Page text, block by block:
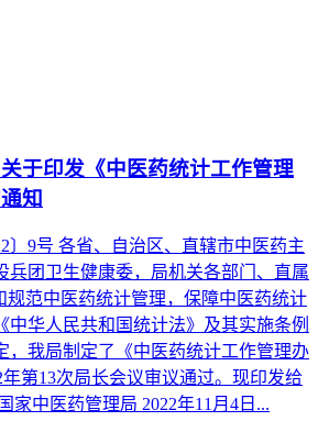
于印发《中医药统计工作管理
知
〕9号 各省、自治区、直辖市中医药主
兵团卫生健康委，局机关各部门、直属
规范中医药统计管理，保障中医药统计
中华人民共和国统计法》及其实施条例
，我局制定了《中医药统计工作管理办
第13次局长会议审议通过。现印发给
家中医药管理局 2022年11月4日...